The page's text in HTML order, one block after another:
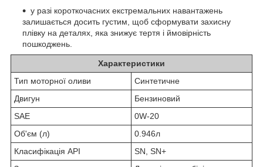
у разі короткочасних екстремальних навантажень
залишається досить густим, щоб сформувати захисну
плівку на деталях, яка знижує тертя і ймовірність
пошкоджень.
Характеристики
Тип моторної оливи
Синтетичне
Двигун
Бензиновий
SAE
0W-20
Об'єм (л)
0.946л
Класифікація API
SN, SN+